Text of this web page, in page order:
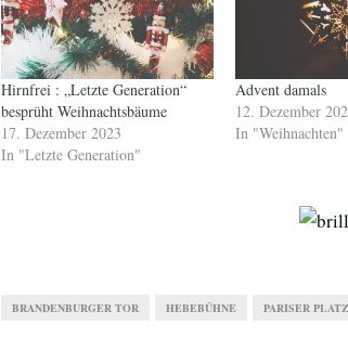
Hirnfrei : „Letzte Generation“
besprüht Weihnachtsbäume
17. Dezember 2023
In "Letzte Generation"
Advent damals
12. Dezember
In "Weihnachten"
BRANDENBURGER TOR HEBEBÜHNE PARISER PLATZ